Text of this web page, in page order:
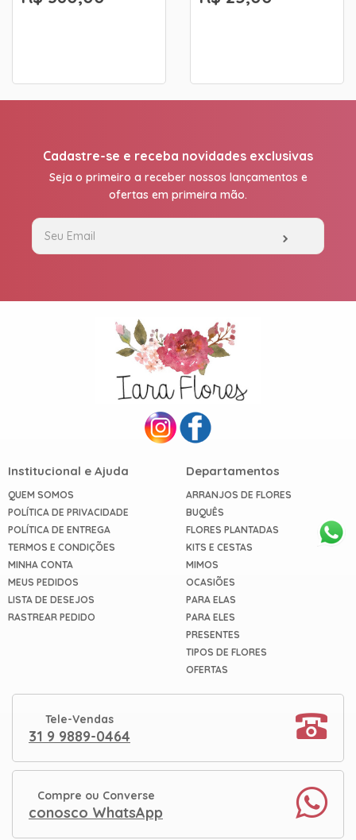
Cadastre-se e receba novidades exclusivas
Seja o primeiro a receber nossos lançamentos e
ofertas em primeira mão.
Institucional e Ajuda
QUEM SOMOS
POLÍTICA DE PRIVACIDADE
POLÍTICA DE ENTREGA
TERMOS E CONDIÇÕES
MINHA CONTA
MEUS PEDIDOS
LISTA DE DESEJOS
RASTREAR PEDIDO
Departamentos
ARRANJOS DE FLORES
BUQUÊS
FLORES PLANTADAS
KITS E CESTAS
MIMOS
OCASIÕES
PARA ELAS
PARA ELES
PRESENTES
TIPOS DE FLORES
OFERTAS
Tele-Vendas
31 9 9889-0464
Compre ou Converse
conosco WhatsApp